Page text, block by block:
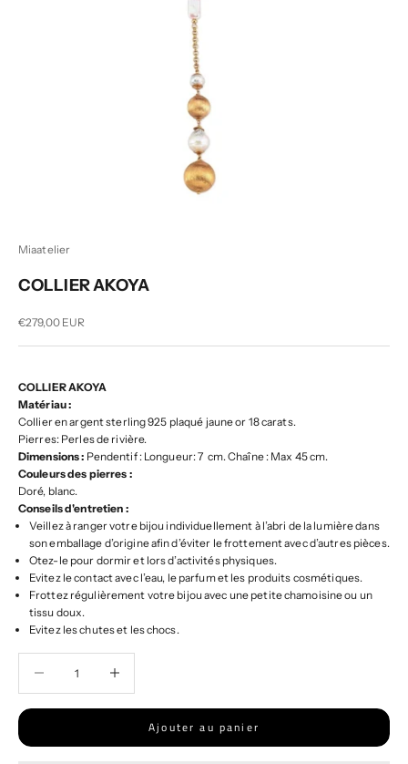
Miaatelier
COLLIER AKOYA
Prix de vente
€279,00 EUR
COLLIER AKOYA
Matériau :
Collier en argent sterling 925 plaqué jaune or 18 carats.
Pierres: Perles de rivière.
Dimensions : Pendentif : Longueur: 7 cm. Chaîne : Max 45 cm.
Couleurs des pierres :
Doré, blanc.
Conseils d'entretien :
Veillez à ranger votre bijou individuellement à l’abri de la lumière dans
son emballage d’origine afin d’éviter le frottement avec d’autres pièces.
Otez-le pour dormir et lors d’activités physiques.
Evitez le contact avec l’eau, le parfum et les produits cosmétiques.
Frottez régulièrement votre bijou avec une petite chamoisine ou un
tissu doux.
Evitez les chutes et les chocs.
Ajouter au panier